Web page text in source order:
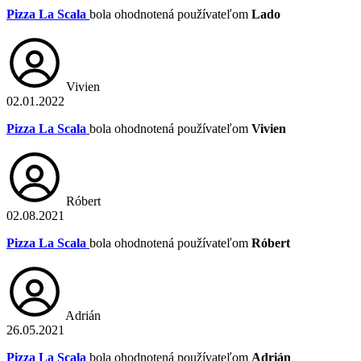
Pizza La Scala bola ohodnotená používateľom Lado
Vivien
02.01.2022
Pizza La Scala bola ohodnotená používateľom Vivien
Róbert
02.08.2021
Pizza La Scala bola ohodnotená používateľom Róbert
Adrián
26.05.2021
Pizza La Scala bola ohodnotená používateľom Adrián